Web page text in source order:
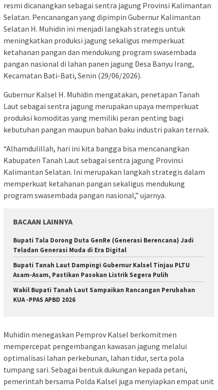
resmi dicanangkan sebagai sentra jagung Provinsi Kalimantan
Selatan. Pencanangan yang dipimpin Gubernur Kalimantan
Selatan H. Muhidin ini menjadi langkah strategis untuk
meningkatkan produksi jagung sekaligus memperkuat
ketahanan pangan dan mendukung program swasembada
pangan nasional di lahan panen jagung Desa Banyu Irang,
Kecamatan Bati-Bati, Senin (29/06/2026).
Gubernur Kalsel H. Muhidin mengatakan, penetapan Tanah
Laut sebagai sentra jagung merupakan upaya memperkuat
produksi komoditas yang memiliki peran penting bagi
kebutuhan pangan maupun bahan baku industri pakan ternak.
“Alhamdulillah, hari ini kita bangga bisa mencanangkan
Kabupaten Tanah Laut sebagai sentra jagung Provinsi
Kalimantan Selatan. Ini merupakan langkah strategis dalam
memperkuat ketahanan pangan sekaligus mendukung
program swasembada pangan nasional,” ujarnya.
BACAAN LAINNYA
Bupati Tala Dorong Duta GenRe (Generasi Berencana) Jadi
Teladan Generasi Muda di Era Digital
Bupati Tanah Laut Dampingi Gubernur Kalsel Tinjau PLTU
Asam-Asam, Pastikan Pasokan Listrik Segera Pulih
Wakil Bupati Tanah Laut Sampaikan Rancangan Perubahan
KUA -PPAS APBD 2026
Muhidin menegaskan Pemprov Kalsel berkomitmen
mempercepat pengembangan kawasan jagung melalui
optimalisasi lahan perkebunan, lahan tidur, serta pola
tumpang sari. Sebagai bentuk dukungan kepada petani,
pemerintah bersama Polda Kalsel juga menyiapkan empat unit